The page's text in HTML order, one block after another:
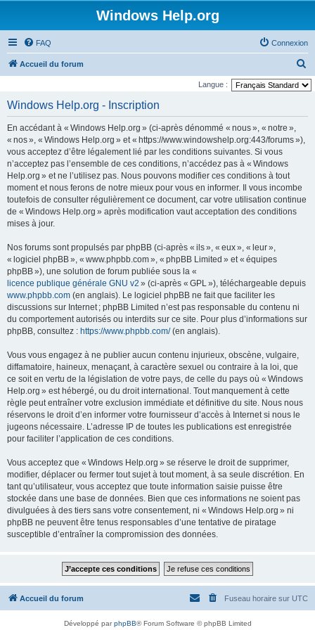
Windows Help.org
FAQ Connexion
Accueil du forum
e
Langue :
Windows Help.org - Inscription
En accédant à « Windows Help.org » (ci-après dénommé « nous », « notre »,
« nos », « Windows Help.org » et « https://www.windowshelp.org:443/forums »),
vous acceptez d’être légalement lié par les conditions suivantes. Si vous
n’acceptez pas l’ensemble de ces conditions, n’accédez pas à « Windows
Help.org » et ne l’utilisez pas. Nous pouvons modifier ces conditions à tout
moment et nous ferons de notre mieux pour vous en informer. Il vous incombe
toutefois de consulter régulièrement ce document, car votre utilisation continue
de « Windows Help.org » après modification vaut acceptation des conditions
mises à jour.
Nos forums sont propulsés par phpBB (ci-après « ils », « eux », « leur »,
« logiciel phpBB », « www.phpbb.com », « phpBB Limited » et « équipes
phpBB »), une solution de forum publiée sous la «
licence publique générale GNU v2 » (ci-après « GPL »), téléchargeable depuis
www.phpbb.com (en anglais). Le logiciel phpBB ne fait que faciliter les
discussions sur Internet ; phpBB Limited n’est pas responsable du contenu ni
du comportement autorisés ou interdits sur ce site. Pour plus d’informations sur
phpBB, consultez : https://www.phpbb.com/(en anglais).
Vous vous engagez à ne publier aucun contenu injurieux, obscène, vulgaire,
diffamatoire, haineux, menaçant, à caractère sexuel ou contraire à la loi, que
ce soit en vertu de la législation de votre pays, de celle du pays où « Windows
Help.org » est hébergé, ou du droit international. Tout manquement à cette
règle peut entraîner votre exclusion immédiate et définitive du site. Nous nous
réservons le droit d’en informer votre fournisseur d’accès à Internet si nous le
jugeons nécessaire. L’adresse IP de toutes les publications est enregistrée
pour faciliter l’application de ces conditions.
Vous acceptez que « Windows Help.org » se réserve le droit de supprimer,
modifier, déplacer ou fermer tout sujet à tout moment, à sa seule discrétion. En
tant qu’utilisateur, vous acceptez que toute information saisie puisse être
stockée dans une base de données. Bien que ces informations ne soient pas
divulguées à des tiers sans votre consentement, ni « Windows Help.org » ni
phpBB ne peuvent être tenus responsables d’une tentative de piratage
susceptible d’entraîner la compromission des données.
Accueil du forum Fuseau horaire sur UTC
Développé parphpBB® Forum Software © phpBB Limited